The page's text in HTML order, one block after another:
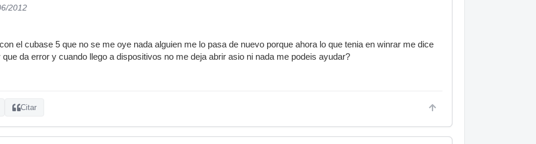
2012
el cubase 5 que no se me oye nada alguien me lo pasa de nuevo porque ahora lo que tenia en winrar me dice
da error y cuando llego a dispositivos no me deja abrir asio ni nada me podeis ayudar?
Citar